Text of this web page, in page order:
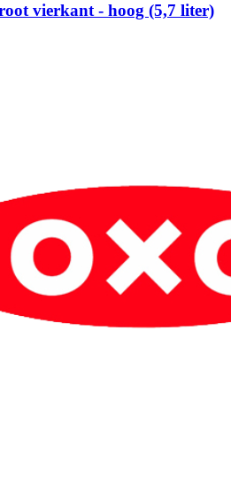
vierkant - hoog (5,7 liter)